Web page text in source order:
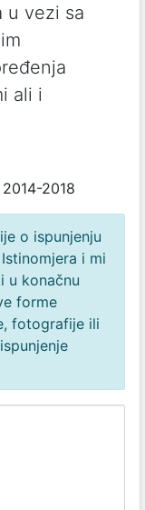
u vezi sa
ali i
2018
o ispunjenju
i mi
u konačnu
forme
fotografije ili